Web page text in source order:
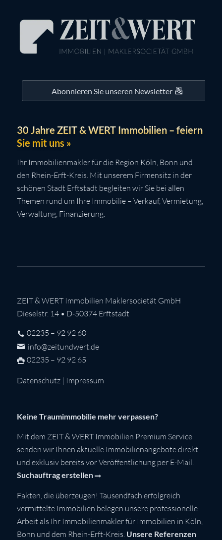
Abonnieren Sie unseren Newsletter
30 Jahre ZEIT & WERT Immobilien – feiern
Sie mit uns »
Ihr Immobilienmakler für die Region Köln, Bonn und
den Rhein-Erft-Kreis. Mit unserem Firmensitz in der
schönen Stadt Erftstadt begleiten wir Sie bei allen
Themen rund um Ihre Immobilie – Verkauf, Vermietung,
Verwaltung, Finanzierung.
ZEIT & WERT Immobilien Maklersocietät GmbH
Dieselstr. 14 • D-50374 Erftstadt
02235 – 92 92 60
info@zeitundwert.de
02235 – 92 92 65
Datenschutz| Impressum
Keine Traumimmobilie mehr verpassen?
Mit dem ZEIT & WERT Immobilien Premium Service
senden wir Ihnen aktuelle Immobilienangebote direkt
und exklusiv bereits vor Veröffentlichung per E-Mail.
Suchauftrag erstellen
Fakten, die überzeugen! Tausendfach erfolgreich
vermittelte Immobilien belegen unsere professionelle
Arbeit als Ihr Immobilienmakler für Immobilien in Köln,
Bonn und dem Rhein-Erft-Kreis. Unsere Referenzen